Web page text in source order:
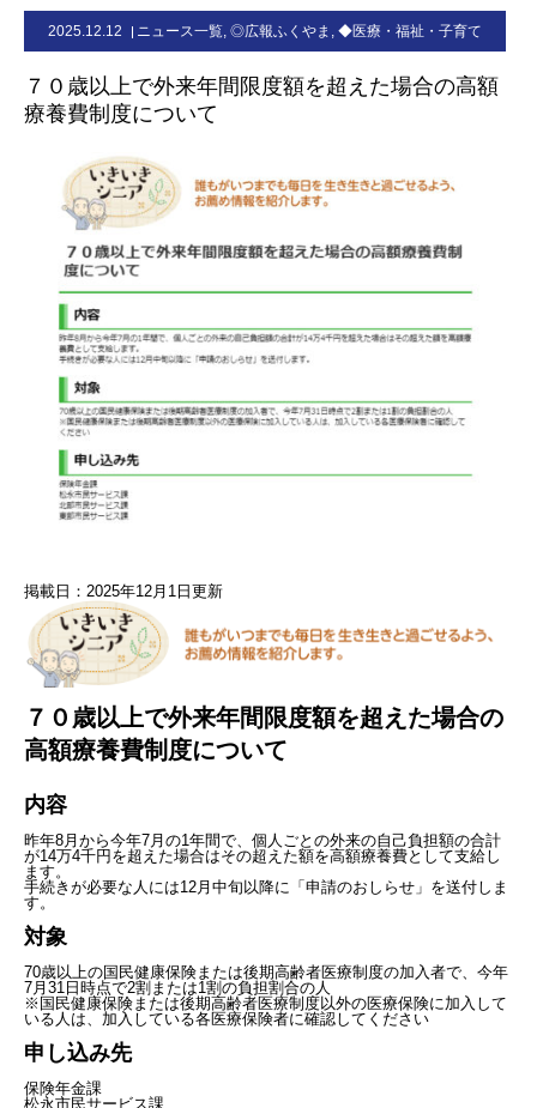
2025.12.12 ニュース一覧, ◎広報ふくやま , ◆医療・福祉・子育て
７０歳以上で外来年間限度額を超えた場合の高額
療養費制度について
掲載日：2025年12月1日更新
７０歳以上で外来年間限度額を超えた場合の
高額療養費制度について
内容
昨年8月から今年7月の1年間で、個人ごとの外来の自己負担額の合計
が14万4千円を超えた場合はその超えた額を高額療養費として支給し
ます。
手続きが必要な人には12月中旬以降に「申請のおしらせ」を送付しま
す。
対象
70歳以上の国民健康保険または後期高齢者医療制度の加入者で、今年
7月31日時点で2割または1割の負担割合の人
※国民健康保険または後期高齢者医療制度以外の医療保険に加入して
いる人は、加入している各医療保険者に確認してください
申し込み先
保険年金課
松永市民サービス課
お問合せ